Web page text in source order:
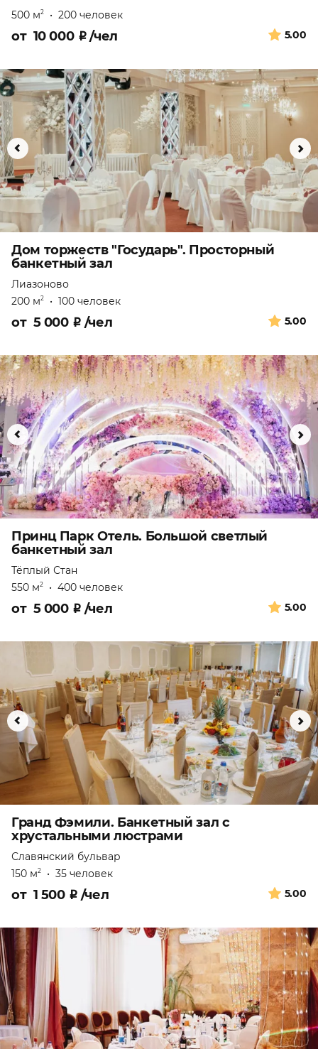
500 м2 • 200 человек
5.00
от 10 000 ₽/чел
Дом торжеств "Государь". Просторный
банкетный зал
Лиазоново
200 м2 • 100 человек
5.00
от 5 000 ₽ /чел
Принц Парк Отель. Большой светлый
банкетный зал
Тёплый Стан
550 м2 • 400 человек
5.00
от 5 000 ₽ /чел
Гранд Фэмили. Банкетный зал с
хрустальными люстрами
Славянский бульвар
150 м2 • 35 человек
5.00
от 1 500 ₽ /чел